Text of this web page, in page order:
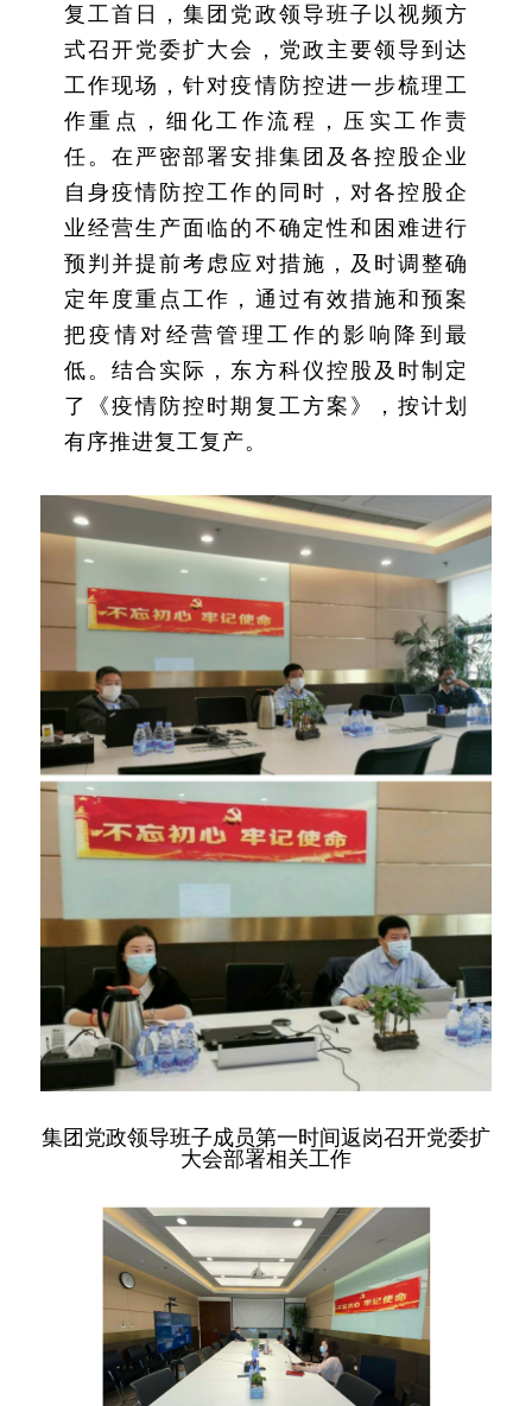
复工首日，集团党政领导班子以视频方
式召开党委扩大会，党政主要领导到达
工作现场，针对疫情防控进一步梳理工
作重点，细化工作流程，压实工作责
任。在严密部署安排集团及各控股企业
自身疫情防控工作的同时，对各控股企
业经营生产面临的不确定性和困难进行
预判并提前考虑应对措施，及时调整确
定年度重点工作，通过有效措施和预案
把疫情对经营管理工作的影响降到最
低。结合实际，东方科仪控股及时制定
了《疫情防控时期复工方案》，按计划
有序推进复工复产。
集团党政领导班子成员第一时间返岗召开党委扩
大会部署相关工作